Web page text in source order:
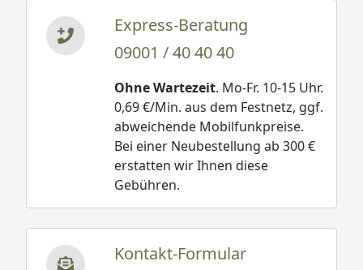
Express-Beratung
09001 / 40 40 40
Ohne Wartezeit. Mo-Fr. 10-15 Uhr.
0,69 €/Min. aus dem Festnetz, ggf.
abweichende Mobilfunkpreise.
Bei einer Neubestellung ab 300 €
erstatten wir Ihnen diese
Gebühren.
Kontakt-Formular